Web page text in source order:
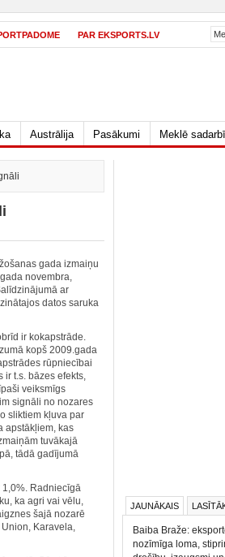
PAR EKSPORTS.LV
Austrālija Pasākumi Meklē
gada izmaiņu
novembra,
ar
datos saruka
ir kokapstrāde.
kopš 2009.gada
rūpniecībai
ir t.s. bāzes efekts,
veiksmīgs
signāli no nozares
sliktiem kļuva par
apstākļiem, kas
tuvākajā
tādā gadījumā
Radniecīgā
ka agri vai vēlu,
šajā nozarē
Karavela,
JAUNĀKAIS
Baiba Braže:
nozīmīga loma,